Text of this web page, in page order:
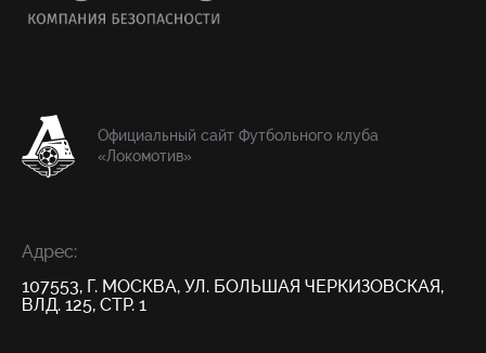
Официальный сайт Футбольного клуба
«Локомотив»
Адрес:
107553, Г. МОСКВА, УЛ. БОЛЬШАЯ ЧЕРКИЗОВСКАЯ,
ВЛД. 125, СТР. 1